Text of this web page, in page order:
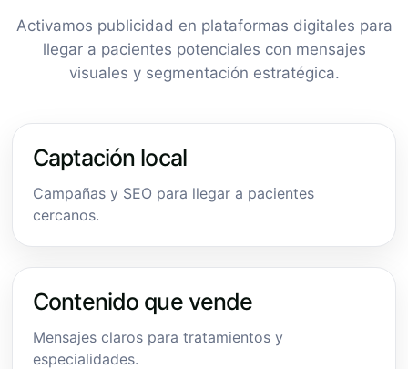
Activamos publicidad en plataformas digitales para
llegar a pacientes potenciales con mensajes
visuales y segmentación estratégica.
Captación local
Campañas y SEO para llegar a pacientes
cercanos.
Contenido que vende
Mensajes claros para tratamientos y
especialidades.